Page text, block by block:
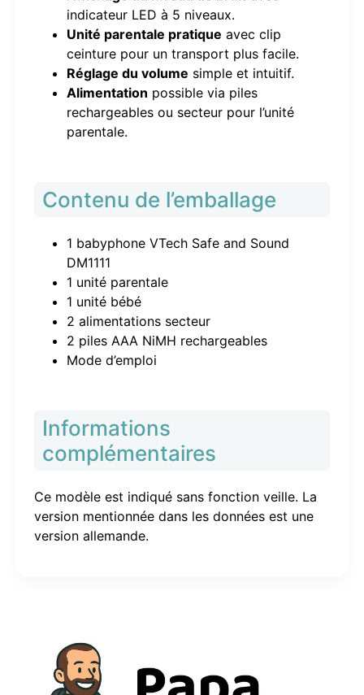
indicateur LED à 5 niveaux.
Unité parentale pratique avec clip
ceinture pour un transport plus facile.
Réglage du volume simple et intuitif.
Alimentation possible via piles
rechargeables ou secteur pour l’unité
parentale.
Contenu de l’emballage
1 babyphone VTech Safe and Sound
DM1111
1 unité parentale
1 unité bébé
2 alimentations secteur
2 piles AAA NiMH rechargeables
Mode d’emploi
Informations
complémentaires
Ce modèle est indiqué sans fonction veille. La
version mentionnée dans les données est une
version allemande.